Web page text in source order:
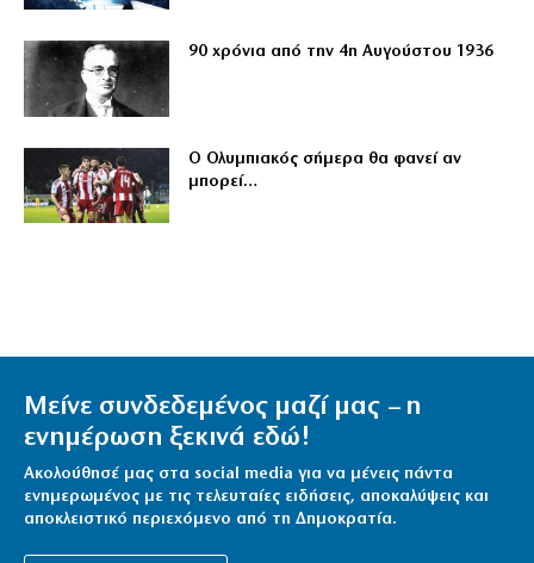
90 χρόνια από την 4η Αυγούστου 1936
Ο Ολυμπιακός σήμερα θα φανεί αν
μπορεί…
Μείνε συνδεδεμένος μαζί μας – η
ενημέρωση ξεκινά εδώ!
Ακολούθησέ μας στα social media για να μένεις πάντα
ενημερωμένος με τις τελευταίες ειδήσεις, αποκαλύψεις και
αποκλειστικό περιεχόμενο από τη Δημοκρατία.